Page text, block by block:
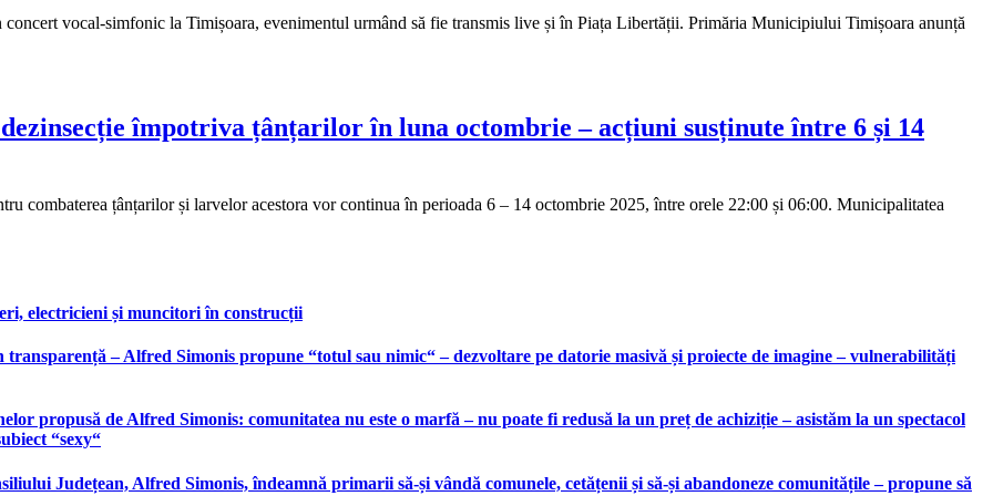
vocal-simfonic la Timișoara, evenimentul urmând să fie transmis live și în Piața Libertății. Primăria Municipiului Timișoara anunță
împotriva țânțarilor în luna octombrie – acțiuni susținute între 6 și 14
combaterea țânțarilor și larvelor acestora vor continua în perioada 6 – 14 octombrie 2025, între orele 22:00 și 06:00. Municipalitatea
electricieni și muncitori în construcții
– Alfred Simonis propune “totul sau nimic“ – dezvoltare pe datorie masivă și proiecte de imagine – vulnerabilități
propusă de Alfred Simonis: comunitatea nu este o marfă – nu poate fi redusă la un preț de achiziție – asistăm la un spectacol
“sexy“
Județean, Alfred Simonis, îndeamnă primarii să-și vândă comunele, cetățenii și să-și abandoneze comunitățile – propune să